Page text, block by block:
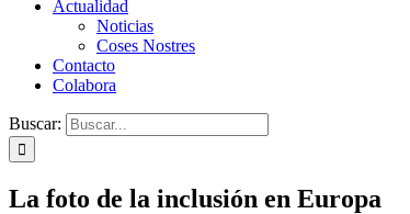
Actualidad
Noticias
Coses Nostres
Contacto
Colabora
Buscar:
La foto de la inclusión en Europa